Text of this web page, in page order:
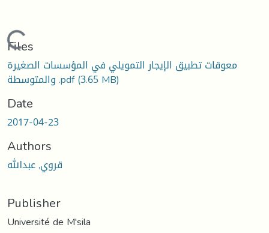
Loading...
Files
معوقات تطبيق الإيجار التمويلي في المؤسسات الصغيرة
والمتوسطة .pdf(3.65 MB)
Date
2017-04-23
Authors
قروي, عبدالله
Publisher
Université de M'sila